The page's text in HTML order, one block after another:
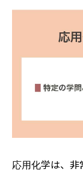
応用化学は、非